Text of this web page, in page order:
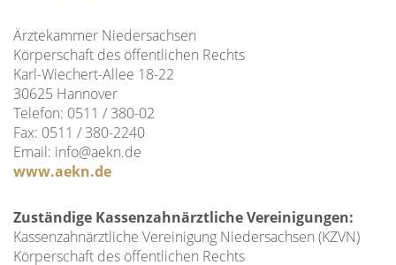
Ärztekammer Niedersachsen
Körperschaft des öffentlichen Rechts
Karl-Wiechert-Allee 18-22
30625 Hannover
Telefon: 0511 / 380-02
Fax: 0511 / 380-2240
Email: info@aekn.de
www.aekn.de
Zuständige Kassenzahnärztliche Vereinigungen:
Kassenzahnärztliche Vereinigung Niedersachsen (KZVN)
Körperschaft des öffentlichen Rechts